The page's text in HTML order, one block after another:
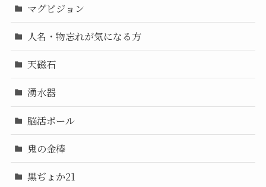
マグピジョン
人名・物忘れが気になる方
天磁石
湧水器
脳活ボール
鬼の金棒
黒ぢょか21